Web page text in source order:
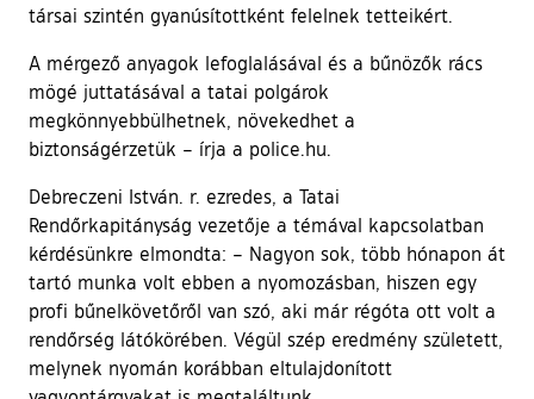
társai szintén gyanúsítottként felelnek tetteikért.
A mérgező anyagok lefoglalásával és a bűnözők rács
mögé juttatásával a tatai polgárok
megkönnyebbülhetnek, növekedhet a
biztonságérzetük – írja a police.hu.
Debreczeni István. r. ezredes, a Tatai
Rendőrkapitányság vezetője a témával kapcsolatban
kérdésünkre elmondta: – Nagyon sok, több hónapon át
tartó munka volt ebben a nyomozásban, hiszen egy
profi bűnelkövetőről van szó, aki már régóta ott volt a
rendőrség látókörében. Végül szép eredmény született,
melynek nyomán korábban eltulajdonított